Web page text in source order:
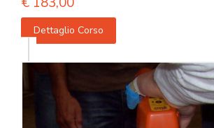
Dettaglio Corso